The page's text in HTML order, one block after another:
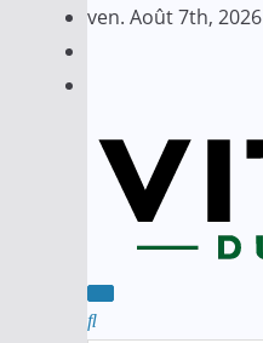
Skip
ven. Août 7th, 2026